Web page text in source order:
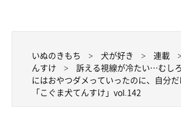
いぬのきもち 犬が好き 連載
んすけ
訴える視線が冷たい…むし
にはおやつダメっていったのに、自分
「こぐま犬てんすけ」vol.142